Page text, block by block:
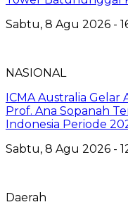
Sabtu, 8 Agu 2026 -
NASIONAL
ICMA Australia Gelar
Prof. Ana Sopanah
Indonesia Periode
Sabtu, 8 Agu 2026 -
Daerah